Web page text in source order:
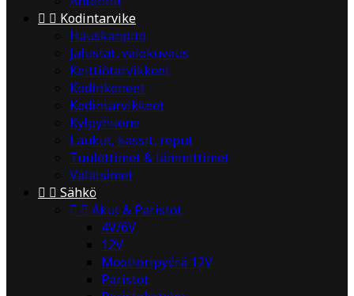
  Kodintarvike
Hauskanpito
Jalustat, valokuvaus
Keittiötarvikkeet
Kodinkoneet
Kodintarvikkeet
Kylpyhuone
Laukut, kassit, reput
Tuulettimet & lämmittimet
Valaisimet
  Sähkö
  Akut & Paristot
4V/6V
12V
Moottoripyörä 12V
Paristot